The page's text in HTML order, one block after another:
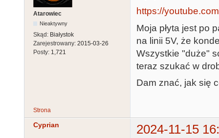
Atarowiec
Nieaktywny
Skąd: Białystok
Zarejestrowany: 2015-03-26
Posty: 1,721
https://
Moja płyta jest po
na linii 5V, że
Wszystkie "duże"
teraz szukać w
Dam znać, jak się
Strona
Cyprian
2024-11-15